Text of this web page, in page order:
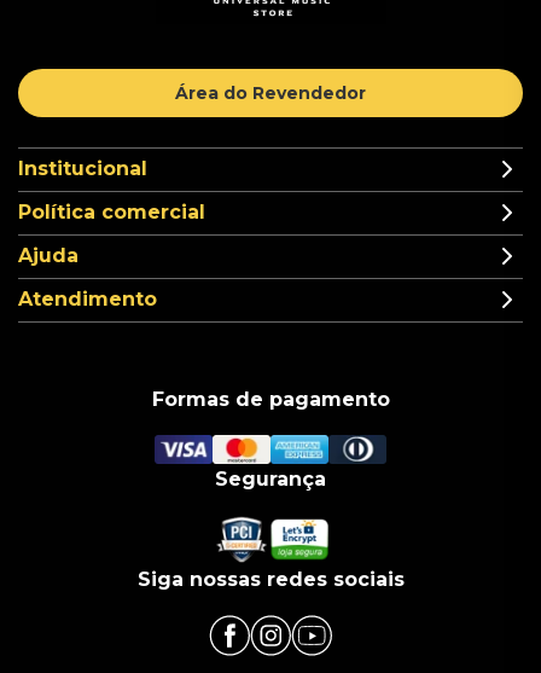
Área do Revendedor
Institucional
Política comercial
Ajuda
Atendimento
Formas de pagamento
Segurança
Siga nossas redes sociais